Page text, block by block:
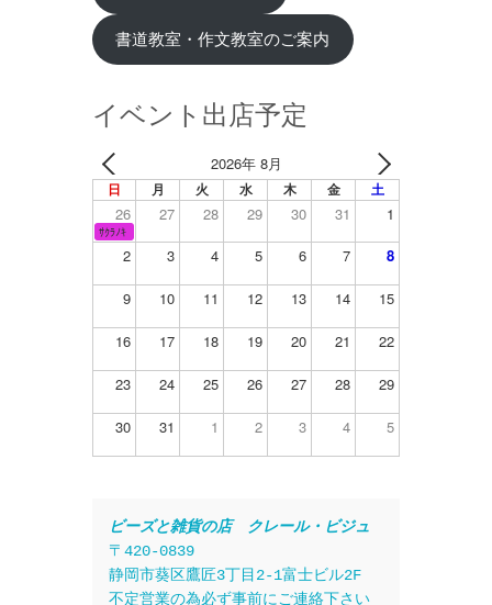
書道教室・作文教室のご案内
イベント出店予定
2026年 8月
日 月 火 水 木 金 土
26 27 28 29 30 31 1
ｻｸﾗﾉｷ
2 3 4 5 6 7 8
9 10 11 12 13 14 15
16 17 18 19 20 21 22
23 24 25 26 27 28 29
30 31 1 2 3 4 5
ビーズと雑貨の店　クレール・ビジュ
〒420-0839
静岡市葵区鷹匠3丁目2-1富士ビル2F
不定営業の為必ず事前にご連絡下さい